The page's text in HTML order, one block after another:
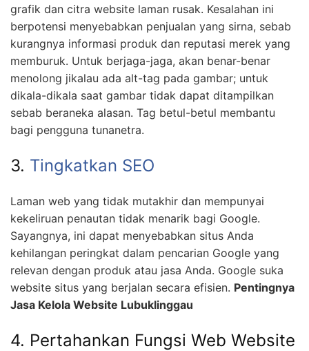
grafik dan citra website laman rusak. Kesalahan ini
berpotensi menyebabkan penjualan yang sirna, sebab
kurangnya informasi produk dan reputasi merek yang
memburuk. Untuk berjaga-jaga, akan benar-benar
menolong jikalau ada alt-tag pada gambar; untuk
dikala-dikala saat gambar tidak dapat ditampilkan
sebab beraneka alasan. Tag betul-betul membantu
bagi pengguna tunanetra.
3. Tingkatkan SEO
Laman web yang tidak mutakhir dan mempunyai
kekeliruan penautan tidak menarik bagi Google.
Sayangnya, ini dapat menyebabkan situs Anda
kehilangan peringkat dalam pencarian Google yang
relevan dengan produk atau jasa Anda. Google suka
website situs yang berjalan secara efisien. Pentingnya
Jasa Kelola Website Lubuklinggau
4. Pertahankan Fungsi Web Website